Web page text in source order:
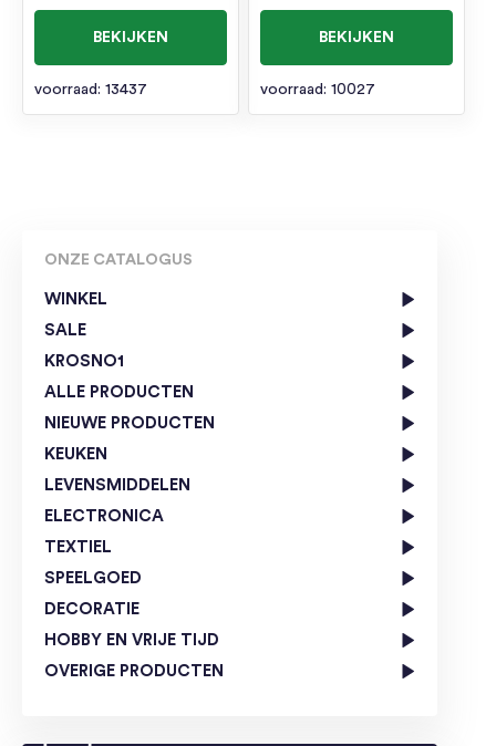
ONZE CATALOGUS
WINKEL
SALE
KROSNO1
ALLE PRODUCTEN
NIEUWE PRODUCTEN
KEUKEN
LEVENSMIDDELEN
ELECTRONICA
TEXTIEL
SPEELGOED
DECORATIE
HOBBY EN VRIJE TIJD
OVERIGE PRODUCTEN
BEKIJKEN
voorraad: 13437
BEKIJKEN
voorraad: 10027